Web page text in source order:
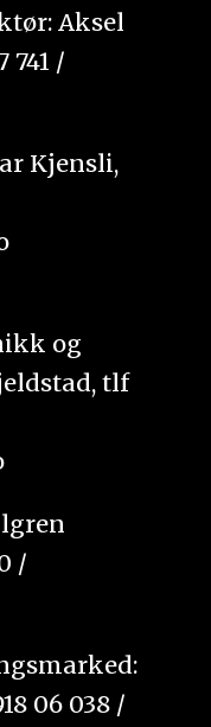
Aksel
741 /
Kjensli,
og
tlf
/
06 038 /